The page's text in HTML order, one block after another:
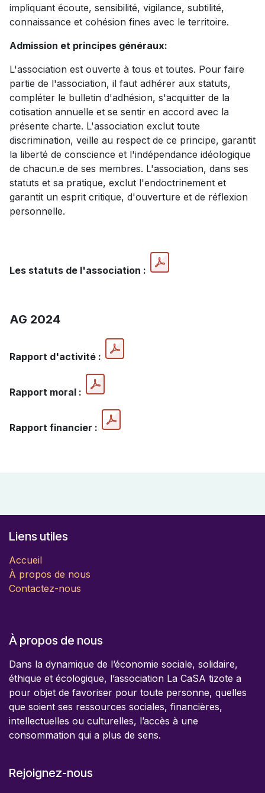
impliquant écoute, sensibilité, vigilance, subtilité,
connaissance et cohésion fines avec le territoire.
Admission et principes généraux:
L'association est ouverte à tous et toutes. Pour faire
partie de l'association, il faut adhérer aux statuts,
compléter le bulletin d'adhésion, s'acquitter de la
cotisation annuelle et se sentir en accord avec la
présente charte. L'association exclut toute
discrimination, veille au respect de ce principe, garantit
la liberté de conscience et l'indépendance idéologique
de chacun.e de ses membres. L'association, dans ses
statuts et sa pratique, exclut l'endoctrinement et
garantit un esprit critique, d'ouverture et de réflexion
personnelle.
Les statuts de l'association :
AG 2024
Rapport d'activité :
Rapport moral :
Rapport financier :
Liens utiles
Accueil
À propos de nous
Contactez-nous
À propos de nous
Dans la dynamique de l’économie sociale, solidaire,
éthique et écologique, l’association La CaSA tizote a
pour objet de favoriser pour toute personne, quelles
que soient ses ressources sociales, financières,
intellectuelles ou culturelles, l’accès à une
consommation qui a plus de sens.
Rejoignez-nous